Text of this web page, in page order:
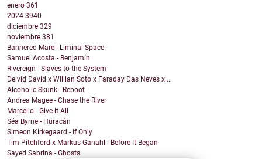
enero 361
2024 3940
diciembre 329
noviembre 381
Bannered Mare - Liminal Space
Samuel Acosta - Benjamín
Rivereign - Slaves to the System
Deivid David x WIllian Soto x Faraday Das Neves x ...
Alcoholic Skunk - Reboot
Andrea Magee - Chase the River
Marcello - Give it All
Séa Byrne - Huracán
Simeon Kirkegaard - If Only
Tim Pitchford x Markus Ganahl - Before It Began
Sayed Sabrina - Ghosts